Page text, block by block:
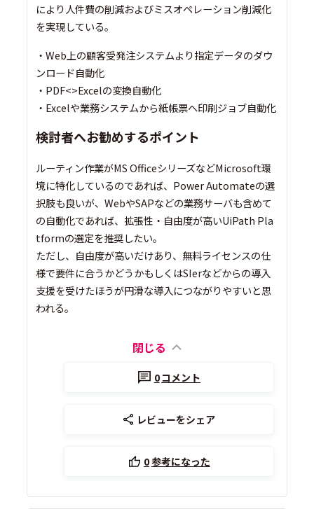
により人件費の削減およびミスオペレーション削減化
を実現している。
・Web上の顧客受発注システムより指定データのダウ
ンロード自動化
・PDF<>Excelの変換自動化
・Excelや業務システムから紙帳票へ印刷ジョブ自動化
検討者へお勧めするポイント
ルーティン作業がMS OfficeシリーズなどMicrosoft環
境に特化しているのであれば、Power Automateの選
択肢も良いが、WebやSAPなどの業務サーバも含めて
の自動化であれば、拡張性・自由度が高いUiPath Pla
tformの選定を推奨したい。
ただし、自由度が高いだけあり、無料ライセンスの仕
様で要件に合うかどうかもしくはSIerなどからの導入
支援を受けたほうが円滑な導入につながりやすいと思
われる。
閉じる
0コメント
レビューをシェア
0参考になった